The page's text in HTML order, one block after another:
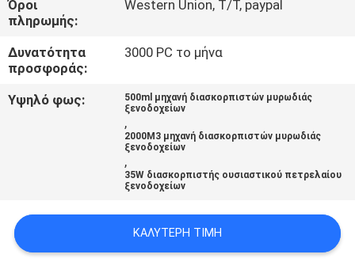
ΖΗΤΉΣΤΕ
ΈΝΑ
ΑΠΌΣΠΑΣΜΑ
PRIVACY
Όροι
πληρωμής:
Western Union, T/T, paypal
Δυνατότητα
προσφοράς:
3000 PC το μήνα
Υψηλό φως:
500ml μηχανή διασκορπιστών μυρωδιάς
ξενοδοχείων
,
2000M3 μηχανή διασκορπιστών μυρωδιάς
ξενοδοχείων
,
35W διασκορπιστής ουσιαστικού πετρελαίου
ξενοδοχείων
ΚΑΛΎΤΕΡΗ ΤΙΜΉ